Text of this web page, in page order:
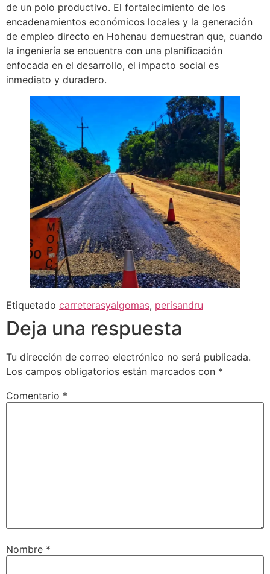
de un polo productivo. El fortalecimiento de los
encadenamientos económicos locales y la generación
de empleo directo en Hohenau demuestran que, cuando
la ingeniería se encuentra con una planificación
enfocada en el desarrollo, el impacto social es
inmediato y duradero.
Etiquetado carreterasyalgomas, perisandru
Deja una respuesta
Tu dirección de correo electrónico no será publicada.
Los campos obligatorios están marcados con *
Comentario *
Nombre *